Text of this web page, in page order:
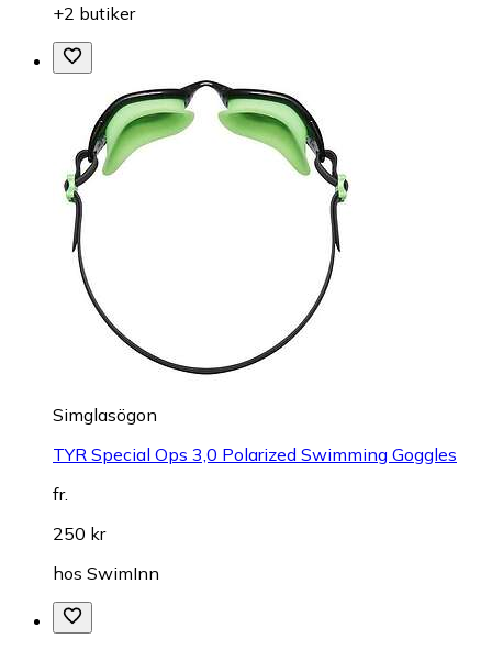
+2 butiker
Simglasögon
TYR Special Ops 3,0 Polarized Swimming Goggles
fr.
250 kr
hos SwimInn